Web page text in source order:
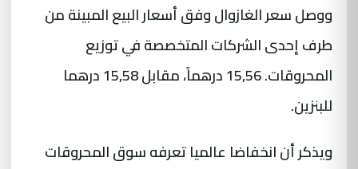
ووصل سعر الغازوال وفق أسعار البيع المبينة من
طرف إحدى الشركات المتخصصة في توزيع
المحروقات. 15,56 درهماً، مقابل 15,58 درهما
للبنزين.
ويذكر أن انخفاضا عالميا تعرفه سوق المحروقات